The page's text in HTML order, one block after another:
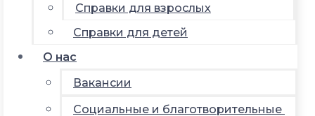
Справки для взрослых
Справки для детей
О нас
Вакансии
Социальные и благотворительные